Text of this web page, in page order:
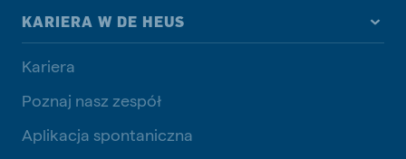
KARIERA W DE HEUS
Kariera
Poznaj nasz zespół
Aplikacja spontaniczna